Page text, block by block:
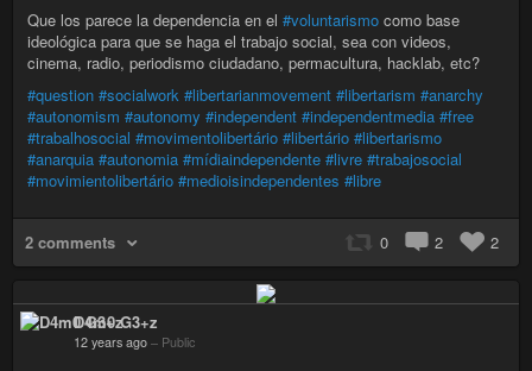
Que los parece la dependencia en el #voluntarismo como base
ideológica para que se haga el trabajo social, sea con videos,
cinema, radio, periodismo ciudadano, permacultura, hacklab, etc?
#question #socialwork #libertarianmovement #libertarism #anarchy
#autonomism #autonomy #independent #independentmedia #free
#trabalhosocial #movimentolibertário #libertário #libertarismo
#anarquia #autonomia #mídiaindependente #livre #trabajosocial
#movimientolibertário #medioisindependentes #libre
2 comments 0 2 2
D4m0 G3+z
12 years ago – Public